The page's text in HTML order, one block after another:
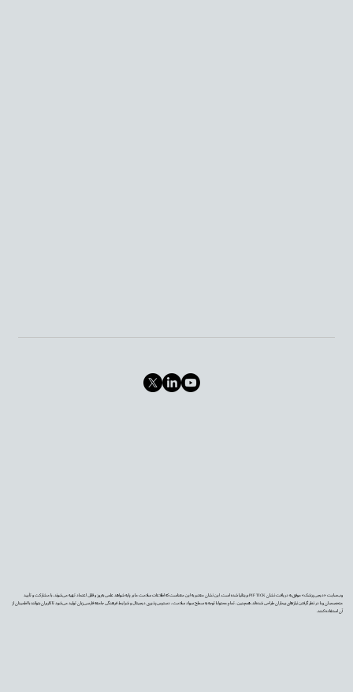
وب‌سایت «دیجی‌پزشک» موفق به دریافت نشان PIF TICK بریتانیا شده است. این نشان معتبر به این معناست که اطلاعات سلامت ما بر پایه شواهد علمی به‌روز و قابل اعتماد تهیه می‌شوند، با مشارکت و تأیید
متخصصان و با در نظر گرفتن نیازهای بیماران طراحی شده‌اند. همچنین، تمام محتوا با توجه به سطح سواد سلامت، دسترس‌پذیری دیجیتال و شرایط فرهنگی جامعه فارسی‌زبان تولید می‌شود تا کاربران بتوانند با اطمینان از
آن استفاده کنند.